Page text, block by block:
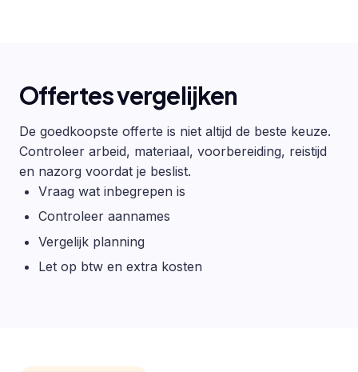
Offertes vergelijken
De goedkoopste offerte is niet altijd de beste keuze.
Controleer arbeid, materiaal, voorbereiding, reistijd
en nazorg voordat je beslist.
Vraag wat inbegrepen is
Controleer aannames
Vergelijk planning
Let op btw en extra kosten